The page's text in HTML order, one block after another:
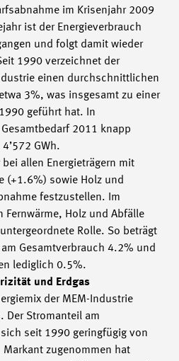
im Krisenjahr 2009
ist der Energieverbrauch
und folgt damit wieder
1990 verzeichnet der
einen durchschnittlichen
3%, was insgesamt zu einer
geführt hat. In
2011 knapp
GWh.
bei allen Energieträgern mit
(+1.6%) sowie Holz und
festzustellen. Im
Fernwärme, Holz und Abfälle
Rolle. So beträgt
Gesamtverbrauch 4.2% und
lediglich 0.5%.
und Erdgas
der MEM-Industrie
Der Stromanteil am
seit 1990 geringfügig von
zugenommen hat